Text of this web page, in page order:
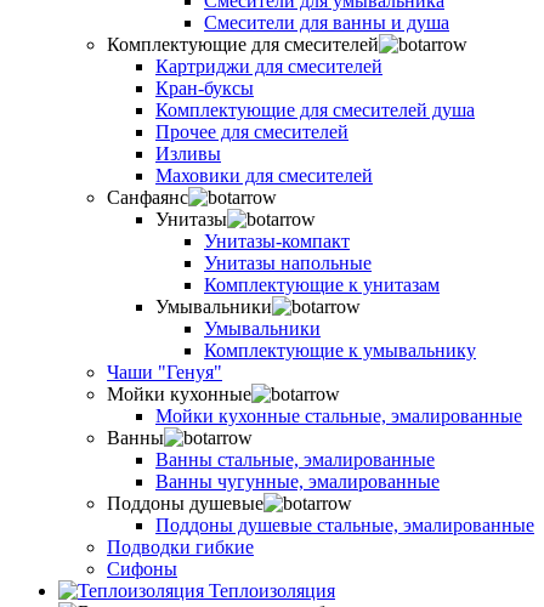
Смесители для ванны и душа
Комплектующие для смесителей
Картриджи для смесителей
Кран-буксы
Комплектующие для смесителей душа
Прочее для смесителей
Изливы
Маховики для смесителей
Санфаянс
Унитазы
Унитазы-компакт
Унитазы напольные
Комплектующие к унитазам
Умывальники
Умывальники
Комплектующие к умывальнику
Чаши "Генуя"
Мойки кухонные
Мойки кухонные стальные, эмалированные
Ванны
Ванны стальные, эмалированные
Ванны чугунные, эмалированные
Поддоны душевые
Поддоны душевые стальные, эмалированные
Подводки гибкие
Сифоны
Теплоизоляция